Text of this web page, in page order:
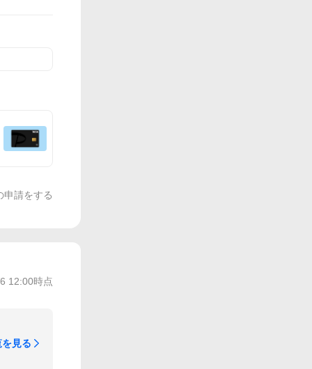
申請をする
12:00時点
見る